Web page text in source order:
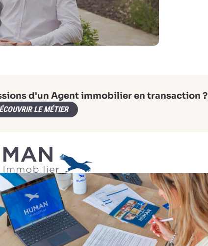
d'un Agent immobilier en transaction ?
LE MÉTIER